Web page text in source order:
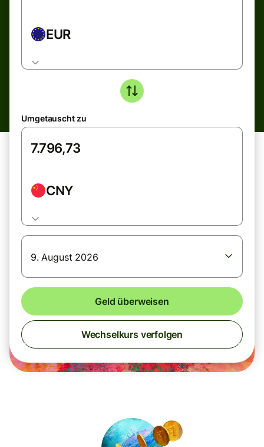
EUR
Umgetauscht zu
CNY
9. August 2026
Geld überweisen
Wechselkurs verfolgen